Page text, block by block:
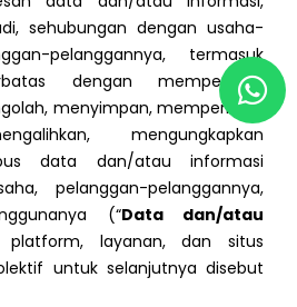
sehubungan dengan usaha-
pelanggannya, termasuk
dengan memperoleh,
menyimpan, memperbaiki,
mengungkapkan
data dan/atau informasi
pelanggan-pelanggannya,
(“Data dan/atau
layanan, dan situs
untuk selanjutnya disebut
W
h
a
t
s
a
p